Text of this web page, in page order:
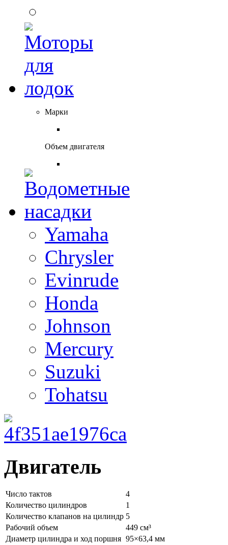
Марки
Объем двигателя
Yamaha
Chrysler
Evinrude
Honda
Johnson
Mercury
Suzuki
Tohatsu
Двигатель
Число тактов
4
Количество цилиндров
1
Количество клапанов на цилиндр 5
Рабочий объем
449 см³
Диаметр цилиндра и ход поршня 95×63,4 мм